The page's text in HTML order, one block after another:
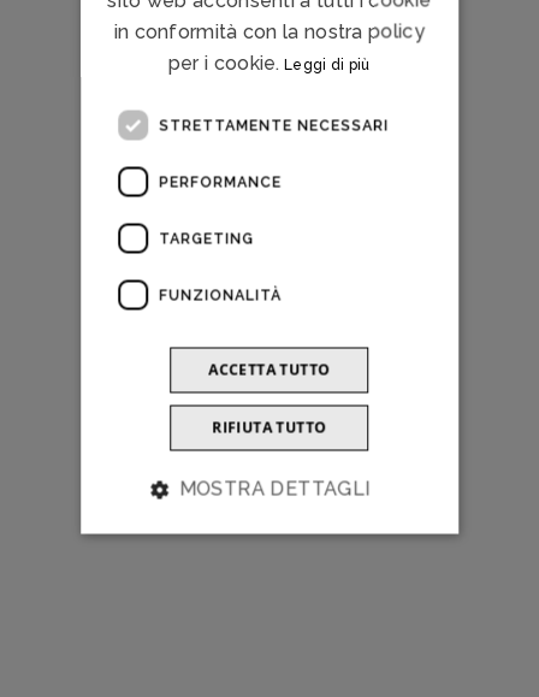
in conformità con la nostra policy
per i cookie. Leggi di più
STRETTAMENTE NECESSARI
PERFORMANCE
TARGETING
FUNZIONALITÀ
ACCETTA TUTTO
RIFIUTA TUTTO
MOSTRA DETTAGLI